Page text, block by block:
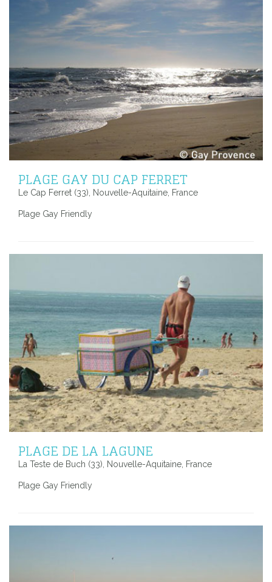
PLAGE GAY DU CAP FERRET
Le Cap Ferret (33), Nouvelle-Aquitaine, France
Plage Gay Friendly
PLAGE DE LA LAGUNE
La Teste de Buch (33), Nouvelle-Aquitaine, France
Plage Gay Friendly